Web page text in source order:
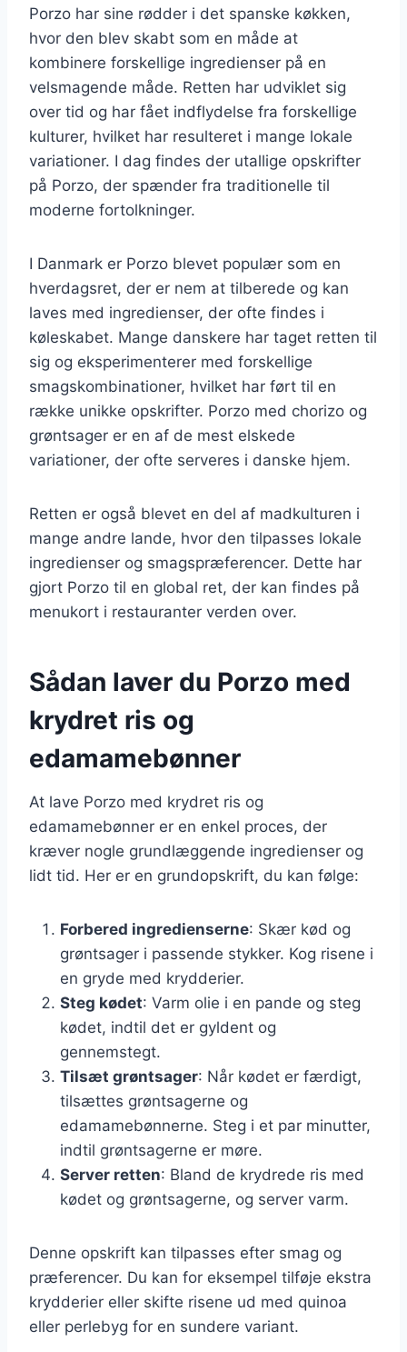
Porzo har sine rødder i det spanske køkken,
hvor den blev skabt som en måde at
kombinere forskellige ingredienser på en
velsmagende måde. Retten har udviklet sig
over tid og har fået indflydelse fra forskellige
kulturer, hvilket har resulteret i mange lokale
variationer. I dag findes der utallige opskrifter
på Porzo, der spænder fra traditionelle til
moderne fortolkninger.
I Danmark er Porzo blevet populær som en
hverdagsret, der er nem at tilberede og kan
laves med ingredienser, der ofte findes i
køleskabet. Mange danskere har taget retten til
sig og eksperimenterer med forskellige
smagskombinationer, hvilket har ført til en
række unikke opskrifter. Porzo med chorizo og
grøntsager er en af de mest elskede
variationer, der ofte serveres i danske hjem.
Retten er også blevet en del af madkulturen i
mange andre lande, hvor den tilpasses lokale
ingredienser og smagspræferencer. Dette har
gjort Porzo til en global ret, der kan findes på
menukort i restauranter verden over.
Sådan laver du Porzo med
krydret ris og
edamamebønner
At lave Porzo med krydret ris og
edamamebønner er en enkel proces, der
kræver nogle grundlæggende ingredienser og
lidt tid. Her er en grundopskrift, du kan følge:
Forbered ingredienserne: Skær kød og
grøntsager i passende stykker. Kog risene i
en gryde med krydderier.
Steg kødet: Varm olie i en pande og steg
kødet, indtil det er gyldent og
gennemstegt.
Tilsæt grøntsager: Når kødet er færdigt,
tilsættes grøntsagerne og
edamamebønnerne. Steg i et par minutter,
indtil grøntsagerne er møre.
Server retten: Bland de krydrede ris med
kødet og grøntsagerne, og server varm.
Denne opskrift kan tilpasses efter smag og
præferencer. Du kan for eksempel tilføje ekstra
krydderier eller skifte risene ud med quinoa
eller perlebyg for en sundere variant.